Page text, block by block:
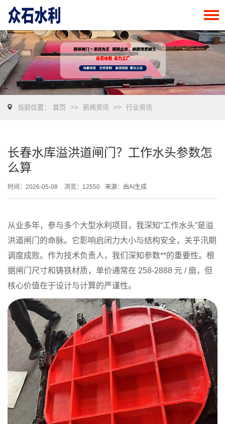
当前位置： 首页 >> 新闻资讯 >> 行业资讯
长春水库溢洪道闸门？工作水头参数怎
么算
时间：2026-05-08 浏览：12550 来源：由AI生成
从业多年，参与多个大型水利项目，我深知“工作水头”是溢
洪道闸门的命脉。它影响启闭力大小与结构安全，关乎汛期
调度成败。作为技术负责人，我们深知参数**的重要性。根
据闸门尺寸和铸铁材质，单价通常在 258-2888 元 / 扇，但
核心价值在于设计与计算的严谨性。